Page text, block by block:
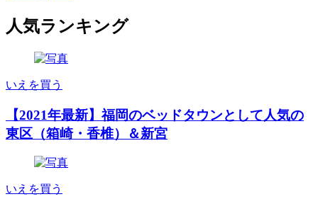
人気ランキング
いえを買う
【2021年最新】福岡のベッドタウンとして人気の
東区（箱崎・香椎）＆新宮
いえを買う